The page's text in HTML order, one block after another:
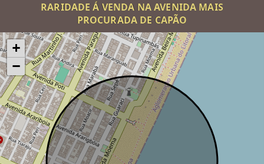
RARIDADE Á VENDA NA AVENIDA MAIS
PROCURADA DE CAPÃO
+
−